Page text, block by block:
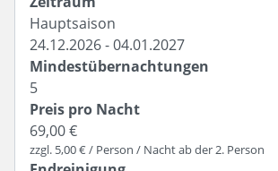
Hauptsaison
24.12.2026 - 04.01.2027
5
69,00 €
zzgl. 5,00 € / Person / Nacht ab der 2. Person